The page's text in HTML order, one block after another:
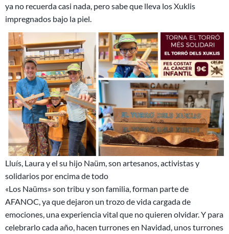
ya no recuerda casi nada, pero sabe que lleva los Xuklis
impregnados bajo la piel.
Lluís, Laura y el su hijo Naüm, son artesanos, activistas y
solidarios por encima de todo
«Los Naüms» son tribu y son familia, forman parte de
AFANOC, ya que dejaron un trozo de vida cargada de
emociones, una experiencia vital que no quieren olvidar. Y para
celebrarlo cada año, hacen turrones en Navidad, unos turrones